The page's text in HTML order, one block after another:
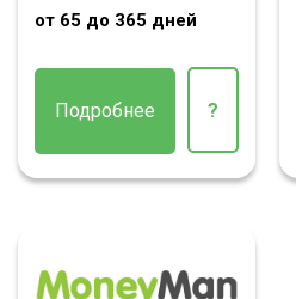
от 65 до 365 дней
Подробнее ?